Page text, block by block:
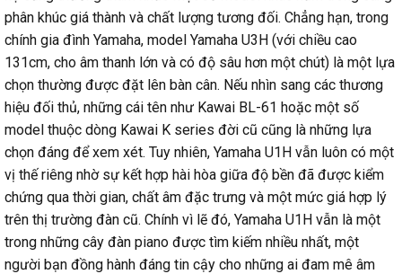
phân khúc giá thành và chất lượng tương đối. Chẳng hạn, trong
chính gia đình Yamaha, model Yamaha U3H (với chiều cao
131cm, cho âm thanh lớn và có độ sâu hơn một chút) là một lựa
chọn thường được đặt lên bàn cân. Nếu nhìn sang các thương
hiệu đối thủ, những cái tên như Kawai BL-61 hoặc một số
model thuộc dòng Kawai K series đời cũ cũng là những lựa
chọn đáng để xem xét. Tuy nhiên, Yamaha U1H vẫn luôn có một
vị thế riêng nhờ sự kết hợp hài hòa giữa độ bền đã được kiểm
chứng qua thời gian, chất âm đặc trưng và một mức giá hợp lý
trên thị trường đàn cũ. Chính vì lẽ đó, Yamaha U1H vẫn là một
trong những cây đàn piano được tìm kiếm nhiều nhất, một
người bạn đồng hành đáng tin cậy cho những ai đam mê âm